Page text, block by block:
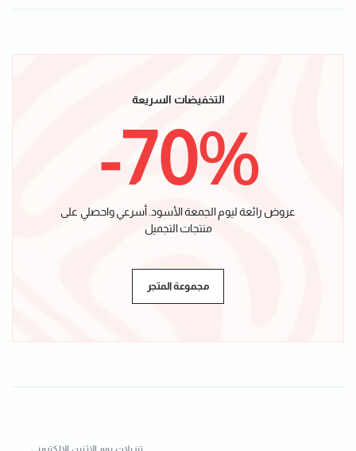
التخفيضات السريعة
-70%
عروض رائعة ليوم الجمعة الأسود. أسرعي واحصلي على
منتجات التجميل
مجموعة المتجر
تنزيلات يوم الإثنين الإلكتروني